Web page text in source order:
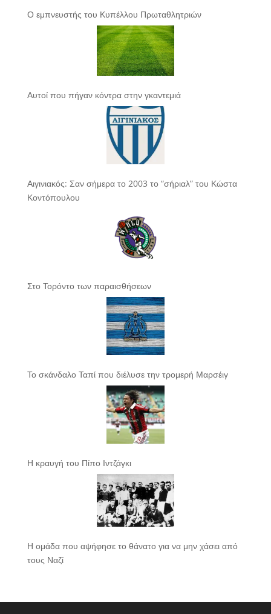
Ο εμπνευστής του Κυπέλλου Πρωταθλητριών
Αυτοί που πήγαν κόντρα στην γκαντεμιά
Αιγινιακός: Σαν σήμερα το 2003 το “σήριαλ” του Κώστα
Κοντόπουλου
Στο Τορόντο των παραισθήσεων
Το σκάνδαλο Ταπί που διέλυσε την τρομερή Μαρσέιγ
Η κραυγή του Πίπο Ιντζάγκι
Η ομάδα που αψήφησε το θάνατο για να μην χάσει από
τους Ναζί